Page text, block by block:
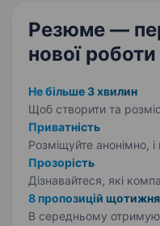
Резюме —
нової роботи
Не більше 3 хвилин
Щоб створити та
Приватність
Розміщуйте анонімно, і
Прозорість
Дізнавайтеся, які
8 пропозицій щотижня
В середньому